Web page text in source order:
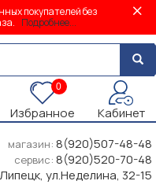
покупателей без
Подробнее...
0
Избранное Кабинет
магазин: 8(920)507-48-48
сервис: 8(920)520-70-48
ул.Неделина, 32-15